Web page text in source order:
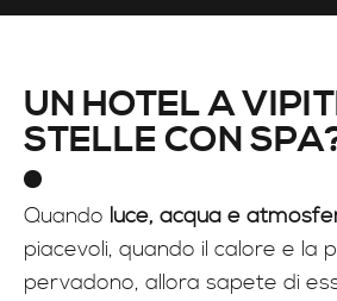
UN HOTEL A
STELLE CON
Quando luce, acqua e
piacevoli, quando il calore e la
pervadono, allora sapete di